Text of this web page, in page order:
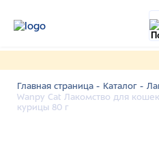
Главная страница - Каталог -
Wanpy Cat Лакомство для
курицы 80 г